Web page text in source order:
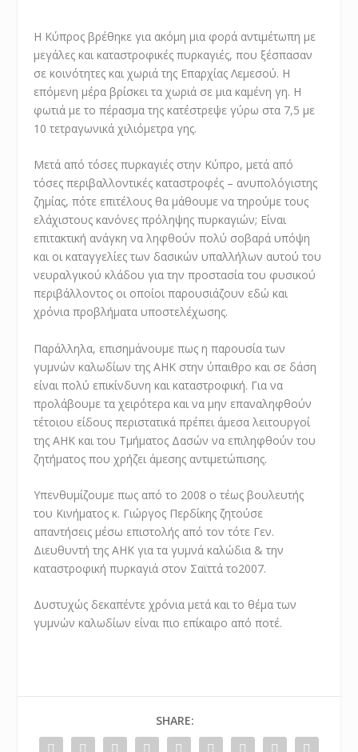
Η Κύπρος βρέθηκε για ακόμη μια φορά αντιμέτωπη με
μεγάλες και καταστροφικές πυρκαγιές, που ξέσπασαν
σε κοινότητες και χωριά της Επαρχίας Λεμεσού. Η
επόμενη μέρα βρίσκει τα χωριά σε μια καμένη γη. Η
φωτιά με το πέρασμα της κατέστρεψε γύρω στα 7,5 με
10 τετραγωνικά χιλιόμετρα γης.
Μετά από τόσες πυρκαγιές στην Κύπρo, μετά από
τόσες περιβαλλοντικές καταστροφές – ανυπολόγιστης
ζημίας, πότε επιτέλους θα μάθουμε να τηρούμε τους
ελάχιστους κανόνες πρόληψης πυρκαγιών; Είναι
επιτακτική ανάγκη να ληφθούν πολύ σοβαρά υπόψη
και οι καταγγελίες των δασικών υπαλλήλων αυτού του
νευραλγικού κλάδου για την προστασία του φυσικού
περιβάλλοντος οι οποίοι παρουσιάζουν εδώ και
χρόνια προβλήματα υποστελέχωσης.
Παράλληλα, επισημάνουμε πως η παρουσία των
γυμνών καλωδίων της ΑΗΚ στην ύπαιθρο και σε δάση
είναι πολύ επικίνδυνη και καταστροφική. Για να
προλάβουμε τα χειρότερα και να μην επαναληφθούν
τέτοιου είδους περιστατικά πρέπει άμεσα λειτουργοί
της ΑΗΚ και του Τμήματος Δασών να επιληφθούν του
ζητήματος που χρήζει άμεσης αντιμετώπισης.
Υπενθυμίζουμε πως από το 2008 ο τέως βουλευτής
του Κινήματος κ. Γιώργος Περδίκης ζητούσε
απαντήσεις μέσω επιστολής από τον τότε Γεν.
Διευθυντή της ΑΗΚ για τα γυμνά καλώδια & την
καταστροφική πυρκαγιά στον Σαϊττά το2007.
Δυστυχώς δεκαπέντε χρόνια μετά και το θέμα των
γυμνών καλωδίων είναι πιο επίκαιρο από ποτέ.
SHARE: